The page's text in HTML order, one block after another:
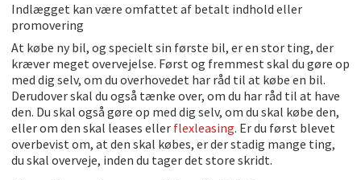
Indlægget kan være omfattet af betalt indhold eller
promovering
At købe ny bil, og specielt sin første bil, er en stor ting, der
kræver meget overvejelse. Først og fremmest skal du gøre op
med dig selv, om du overhovedet har råd til at købe en bil.
Derudover skal du også tænke over, om du har råd til at have
den. Du skal også gøre op med dig selv, om du skal købe den,
eller om den skal leases eller flexleasing. Er du først blevet
overbevist om, at den skal købes, er der stadig mange ting,
du skal overveje, inden du tager det store skridt.